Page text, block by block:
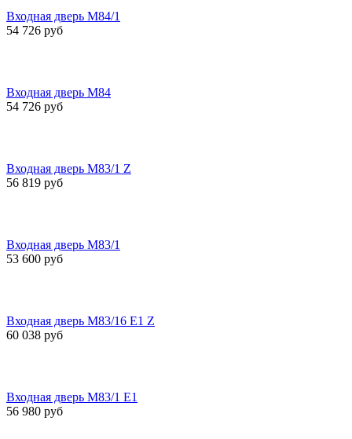
Входная дверь M84/1
54 726 руб
Входная дверь M84
54 726 руб
Входная дверь M83/1 Z
56 819 руб
Входная дверь M83/1
53 600 руб
Входная дверь M83/16 Е1 Z
60 038 руб
Входная дверь M83/1 Е1
56 980 руб